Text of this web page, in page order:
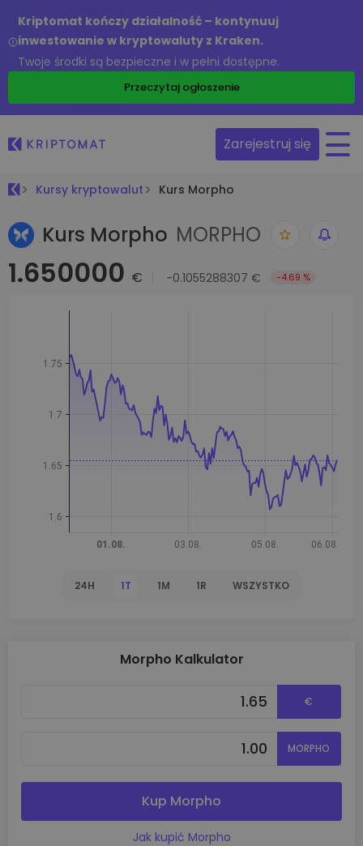
Kriptomat kończy działalność – kontynuuj
inwestowanie w kryptowaluty z Kraken.
Twoje środki są bezpieczne i w pełni dostępne.
Przeczytaj ogłoszenie
Zarejestruj się
Kursy kryptowalut Kurs Morpho
Kurs Morpho MORPHO
1.650000 € -0.1055288307 € -4.69 %
24H 1T 1M 1R WSZYSTKO
Morpho Kalkulator
€
MORPHO
Kup Morpho
Jak kupić Morpho